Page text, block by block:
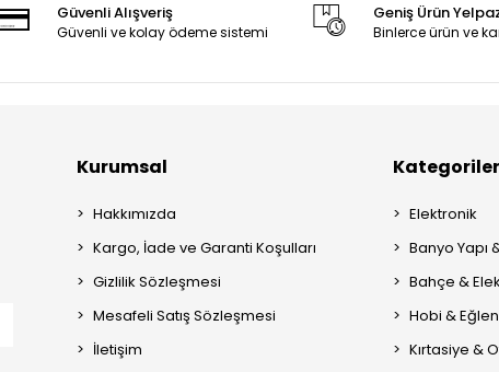
Güvenli Alışveriş
Güvenli ve kolay ödeme sistemi
Geniş Ürün
Binlerce ürün ve
Kurumsal
Hakkımızda
Kargo, İade ve Garanti Koşulları
Gizlilik Sözleşmesi
Mesafeli Satış Sözleşmesi
İletişim
Kategoriler
Elektronik
Banyo Yapı
Bahçe &
Hobi &
Kırtasiye &